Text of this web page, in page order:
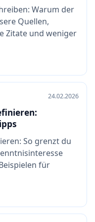
Warum der
Quellen,
Zitate und weniger
24.02.2026
So grenzt du
für